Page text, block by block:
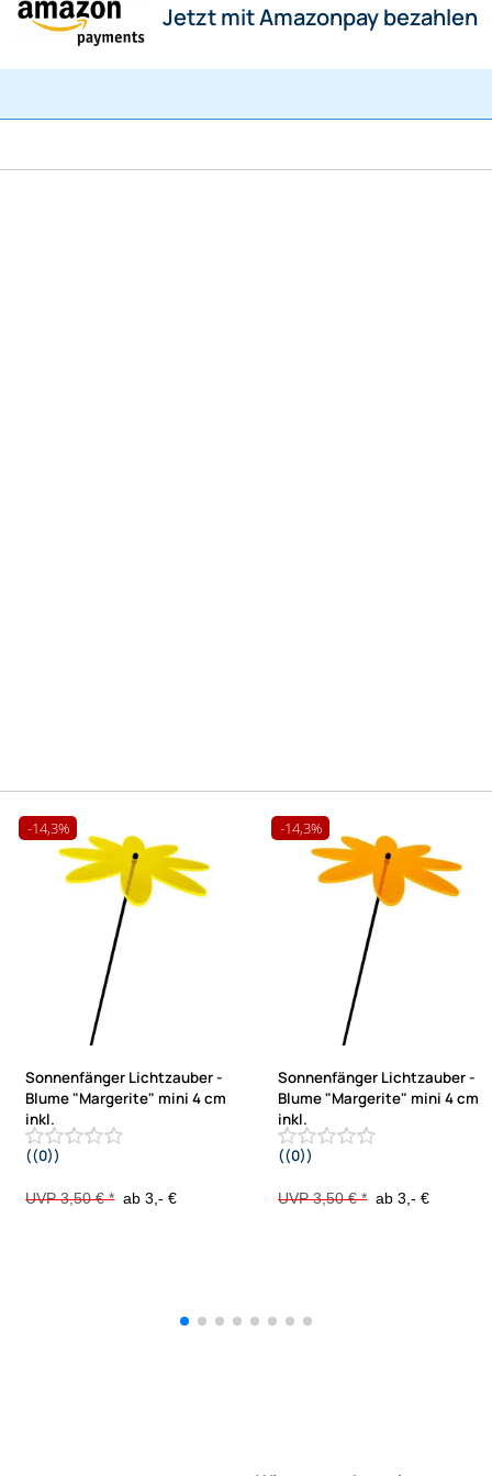
-14,3%
Sonnenfänger Lichtzauber -
Blume "Margerite" mini 4 cm
inkl.
20 cm Stab gelb
((0))
UVP 3,50 € *ab 3,- €
-14,3%
Sonnenfänger Lichtzauber -
Blume "Margerite" mini 4 cm
inkl.
20 cm Stab orange
((0))
UVP 3,50 € *ab 3,- €